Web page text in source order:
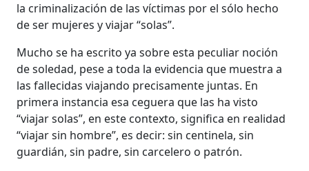
la criminalización de las víctimas por el sólo hecho
de ser mujeres y viajar “solas”.
Mucho se ha escrito ya sobre esta peculiar noción
de soledad, pese a toda la evidencia que muestra a
las fallecidas viajando precisamente juntas. En
primera instancia esa ceguera que las ha visto
“viajar solas”, en este contexto, significa en realidad
“viajar sin hombre”, es decir: sin centinela, sin
guardián, sin padre, sin carcelero o patrón.